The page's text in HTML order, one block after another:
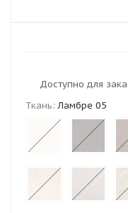
Доступно для
Ткань: Ламбре 05